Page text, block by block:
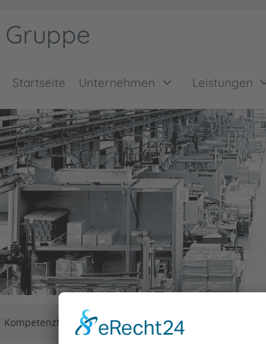
Gruppe
Startseite Unternehmen Leistungen
Kompetenzfelder Kunststoff